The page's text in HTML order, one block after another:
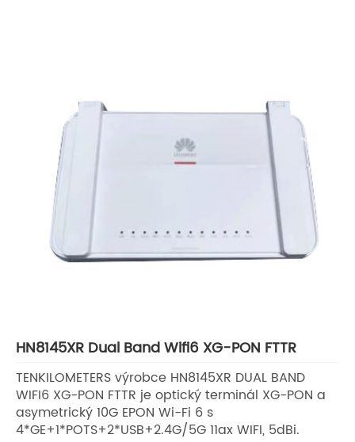
HN8145XR Dual Band Wifi6 XG-PON FTTR
TENKILOMETERS výrobce HN8145XR DUAL BAND
WIFI6 XG-PON FTTR je optický terminál XG-PON a
asymetrický 10G EPON Wi-Fi 6 s
4*GE+1*POTS+2*USB+2.4G/5G 11ax WIFI, 5dBi.